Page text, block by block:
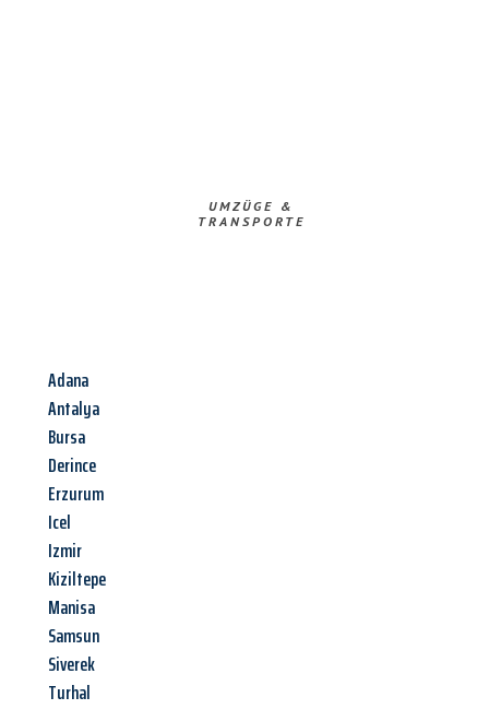
UMZÜGE &
TRANSPORTE
Adana
Antalya
Bursa
Derince
Erzurum
Icel
Izmir
Kiziltepe
Manisa
Samsun
Siverek
Turhal